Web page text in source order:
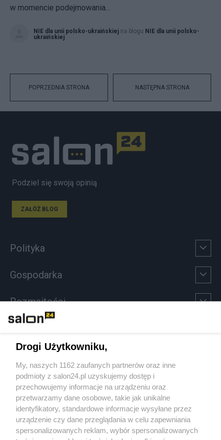
w momencie podejmowania...
NIE dla unii polsko-ukraińskiej na blogu NIE dla unii polsko-
ukraińskiej
POPRZEDNIA STRONA NASTĘPNA STRONA
Podziel się swoją opinią
ZAŁÓŻ BLOG
Polityka
Gospodarka
Rozmaitości
Sport
Społeczeństwo
Kultura
Drogi Użytkowniku,
My, naszych 1162 zaufanych partnerów oraz inne
podmioty z salon24.pl uzyskujemy dostęp i
przechowujemy informacje na urządzeniu oraz
przetwarzamy dane osobowe, takie jak unikalne
identyfikatory, standardowe informacje wysyłane przez
urządzenie czy dane przeglądania w celu zapewniania
spersonalizowanych reklam, wybór spersonalizowanych